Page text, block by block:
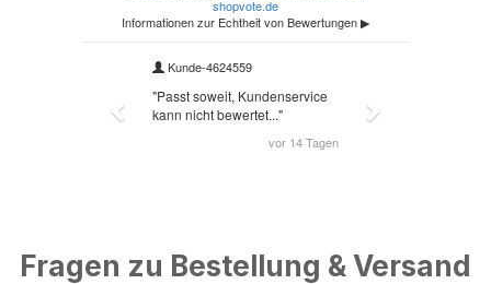
Fragen zu Bestellung & Versand